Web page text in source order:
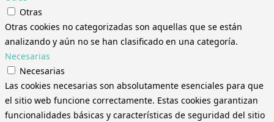
Otras
Otras cookies no categorizadas son aquellas que se están
analizando y aún no se han clasificado en una categoría.
Necesarias
Necesarias
Las cookies necesarias son absolutamente esenciales para que
el sitio web funcione correctamente. Estas cookies garantizan
funcionalidades básicas y características de seguridad del sitio